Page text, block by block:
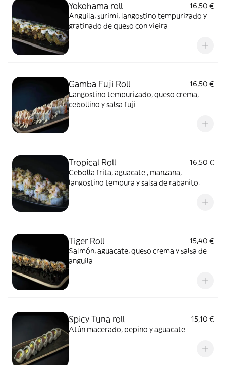
Yokohama roll
16,50 €
Anguila, surimi, langostino tempurizado y
gratinado de queso con vieira
Gamba Fuji Roll
16,50 €
Langostino tempurizado, queso crema,
cebollino y salsa fuji
Tropical Roll
16,50 €
Cebolla frita, aguacate , manzana,
langostino tempura y salsa de rabanito.
Tiger Roll
15,40 €
Salmón, aguacate, queso crema y salsa de
anguila
Spicy Tuna roll
15,10 €
Atún macerado, pepino y aguacate